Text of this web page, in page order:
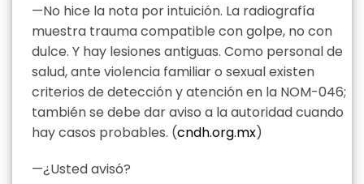
—No hice la nota por intuición. La radiografía
muestra trauma compatible con golpe, no con
dulce. Y hay lesiones antiguas. Como personal de
salud, ante violencia familiar o sexual existen
criterios de detección y atención en la NOM-046;
también se debe dar aviso a la autoridad cuando
hay casos probables. (cndh.org.mx)
—¿Usted avisó?